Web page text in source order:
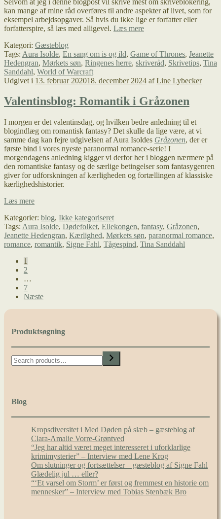
kan mange af mine råd overføres til andre aspekter af livet, som for
eksempel arbejdsopgaver. Så hvis du ikke lige er forfatter eller
forfatterspire, så læs med alligevel. Læs mereNår
i
stå
gode
mod
skriveblokaden
Kategori: Gæsteblog
Tags: Aura Isolde, En sang om is og ild, Game of Thrones, Jeanette
Hedengran, Mørkets søn, Ringenes herre, skriveråd, Skrivetips, Tina
Sanddahl, World of Warcraft
Udgivet i 13. februar 202018. december 2024 afLine Lybecker
Valentinsblog: Romantik i Gråzonen
I morgen er det valentinsdag, og hvilken bedre anledning til et
blogindlæg om romantisk fantasy? Det skulle da lige være, at vi
samme dag kan fejre udgivelsen af Aura Isoldes Gråzonen, der er
første bind i vores nyeste paranormal romance-serie! I
morgendagens anledning kigger vi derfor her i bloggen nærmere på
den romantiske fantasy og de særlige betingelser som fantasygenren
giver for udforskningen af kærligheden og fortællingen af klassiske
kærlighedshistorier.
Læs mereValentinsblog:
i
Gråzonen
Kategorier: blog, Ikke kategoriseret
Tags: Aura Isolde, Dødefolket, Ellekongen, fantasy, Gråzonen,
Jeanette Hedengran, Kærlighed, Mørkets søn, paranormal romance,
romance, romantik, Signe Fahl, Tågespind, Tina Sanddahl
Indlægsinddeling
1
2
…
7
Næste
Produktsøgning
Search
Blog
Kropsdiversitet i Med Døden på slæb – gæsteblog af
Clara-Amalie Vorre-Grøntved
“Jeg har altid været meget interesseret i uforklarlige
krimimysterier” – Interview med Lene Krog
Om slutninger og fortsættelser – gæsteblog af Signe Fahl
Glædelig jul … eller?
“‘Et varsel om Storm’ er først og fremmest en historie om
mennesker” – Interview med Tobias Stenbæk Bro